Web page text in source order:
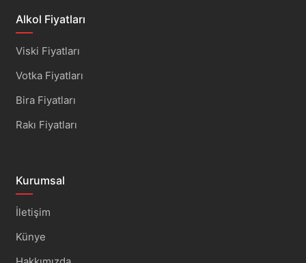
Alkol Fiyatları
Viski Fiyatları
Votka Fiyatları
Bira Fiyatları
Rakı Fiyatları
Kurumsal
İletişim
Künye